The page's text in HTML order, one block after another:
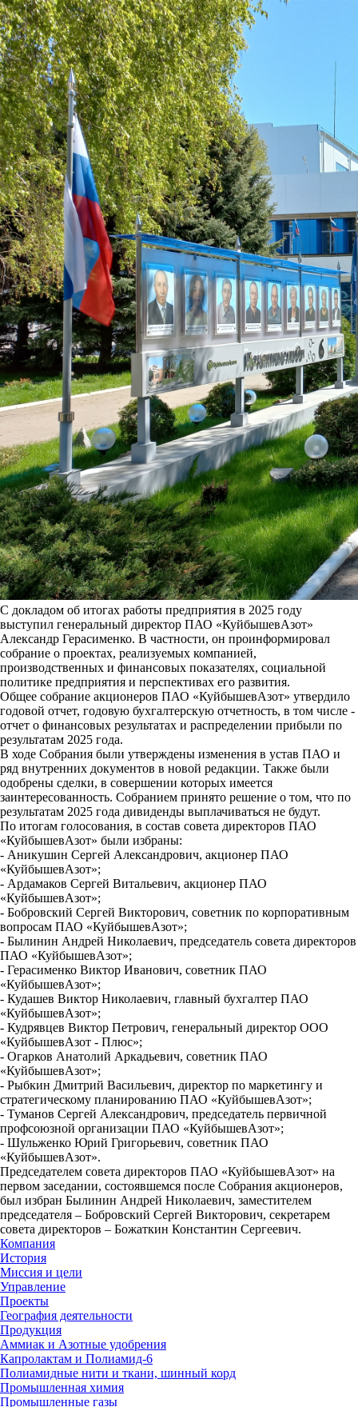
С докладом об итогах работы предприятия в 2025 году
выступил генеральный директор ПАО «КуйбышевАзот»
Александр Герасименко. В частности, он проинформировал
собрание о проектах, реализуемых компанией,
производственных и финансовых показателях, социальной
политике предприятия и перспективах его развития.
Общее собрание акционеров ПАО «КуйбышевАзот» утвердило
годовой отчет, годовую бухгалтерскую отчетность, в том числе -
отчет о финансовых результатах и распределении прибыли по
результатам 2025 года.
В ходе Собрания были утверждены изменения в устав ПАО и
ряд внутренних документов в новой редакции. Также были
одобрены сделки, в совершении которых имеется
заинтересованность. Собранием принято решение о том, что по
результатам 2025 года дивиденды выплачиваться не будут.
По итогам голосования, в состав совета директоров ПАО
«КуйбышевАзот» были избраны:
- Аникушин Сергей Александрович, акционер ПАО
«КуйбышевАзот»;
- Ардамаков Сергей Витальевич, акционер ПАО
«КуйбышевАзот»;
- Бобровский Сергей Викторович, советник по корпоративным
вопросам ПАО «КуйбышевАзот»;
- Былинин Андрей Николаевич, председатель совета директоров
ПАО «КуйбышевАзот»;
- Герасименко Виктор Иванович, советник ПАО
«КуйбышевАзот»;
- Кудашев Виктор Николаевич, главный бухгалтер ПАО
«КуйбышевАзот»;
- Кудрявцев Виктор Петрович, генеральный директор ООО
«КуйбышевАзот - Плюс»;
- Огарков Анатолий Аркадьевич, советник ПАО
«КуйбышевАзот»;
- Рыбкин Дмитрий Васильевич, директор по маркетингу и
стратегическому планированию ПАО «КуйбышевАзот»;
- Туманов Сергей Александрович, председатель первичной
профсоюзной организации ПАО «КуйбышевАзот»;
- Шульженко Юрий Григорьевич, советник ПАО
«КуйбышевАзот».
Председателем совета директоров ПАО «КуйбышевАзот» на
первом заседании, состоявшемся после Собрания акционеров,
был избран Былинин Андрей Николаевич, заместителем
председателя – Бобровский Сергей Викторович, секретарем
совета директоров – Божаткин Константин Сергеевич.
Компания
История
Миссия и цели
Управление
Проекты
География деятельности
Продукция
Аммиак и Азотные удобрения
Капролактам и Полиамид-6
Полиамидные нити и ткани, шинный корд
Промышленная химия
Промышленные газы